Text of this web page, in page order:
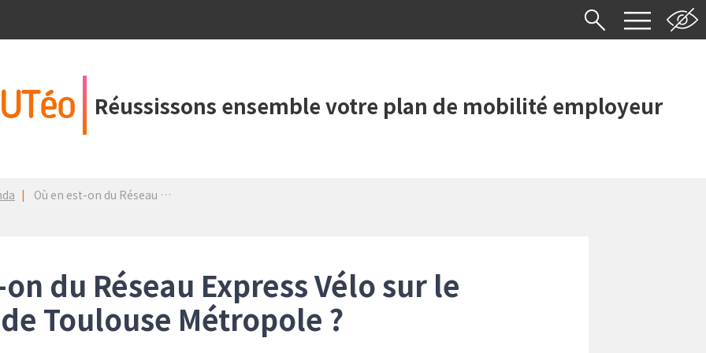
Réussissons ensemble votre plan de mobilité employeur
Où en est-on du Réseau Express Vélo sur le territoire de Toulouse Métropole ?
du Réseau Express Vélo sur le
Toulouse Métropole ?